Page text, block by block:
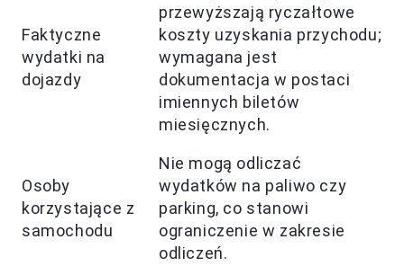
Faktyczne
wydatki na
dojazdy
przewyższają ryczałtowe
koszty uzyskania przychodu;
wymagana jest
dokumentacja w postaci
imiennych biletów
miesięcznych.
Osoby
korzystające z
samochodu
Nie mogą odliczać
wydatków na paliwo czy
parking, co stanowi
ograniczenie w zakresie
odliczeń.